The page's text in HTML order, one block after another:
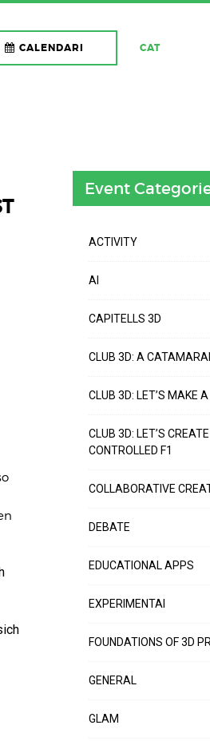
CALENDARI CAT
Event
ACTIVITY
AI
CAPITELLS 3D
CLUB 3D: A
CLUB 3D: LET’S MAKE A
CLUB 3D: LET’S
CONTROLLED F1
COLLABORATIVE
DEBATE
EDUCATIONAL APPS
EXPERIMENTAI
FOUNDATIONS OF 3D
GENERAL
GLAM